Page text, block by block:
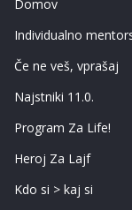
Domov
Individualno
Če ne veš, vprašaj
Najstniki 11.0.
Program Za Life!
Heroj Za Lajf
Kdo si > kaj si